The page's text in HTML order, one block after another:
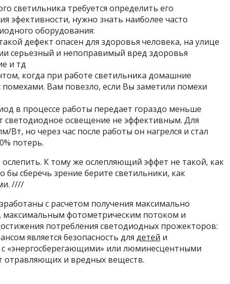
светильника требуется определить его
эфективности, нужно знать наиболее часто
оборудования:
дефект опасен для здоровья человека, на улице
серьезный и непоправимый вред здоровья
и тд
когда при работе светильника домашние
Вам повезло, если Вы заметили помехи
в процессе работы передает гораздо меньше
светодиодное освещение не эффективным. Для
Вт, но через час после работы он нагрелся и стал
потерь.
ослепить. К тому же ослепляющий эффет не такой, как
сберечь зрение берите светильники, как
////
с расчетом получения максимально
максимальным фотометрическим потоком и
потребления светодиодных прожекторов:
является безопасность для детей и
с «энергосберегающими» или люминесцентными
отравляющих и вредных веществ.